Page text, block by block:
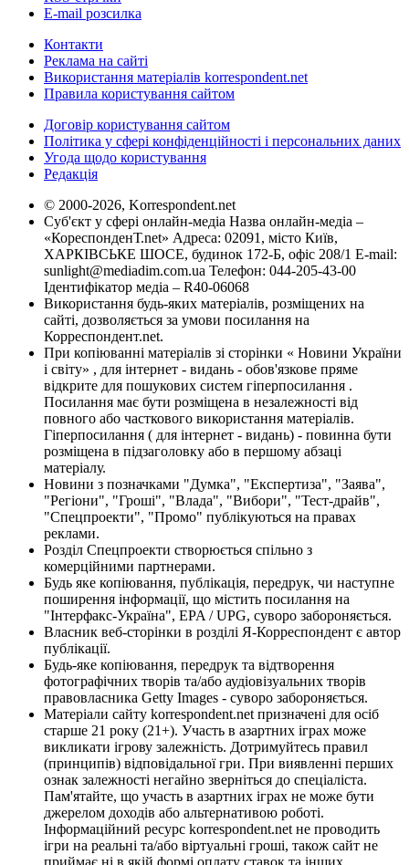
E-mail розсилка
Контакти
Реклама на сайті
Використання матеріалів korrespondent.net
Правила користування сайтом
Договір користування сайтом
Політика у сфері конфіденційності і персональних даних
Угода щодо користування
Редакція
© 2000-2026, Korrespondent.net
Суб'єкт у сфері онлайн-медіа Назва онлайн-медіа –
«КореспонденТ.net» Адреса: 02091, місто Київ,
ХАРКІВСЬКЕ ШОСЕ, будинок 172-Б, офіс 208/1 E-mail:
sunlight@mediadim.com.ua Телефон: 044-205-43-00
Ідентифікатор медіа – R40-06068
Використання будь-яких матеріалів, розміщених на
сайті, дозволяється за умови посилання на
Корреспондент.net.
При копіюванні матеріалів зі сторінки « Новини України
і світу» , для інтернет - видань - обов'язкове пряме
відкрите для пошукових систем гіперпосилання .
Посилання має бути розміщена в незалежності від
повного або часткового використання матеріалів.
Гіперпосилання ( для інтернет - видань) - повинна бути
розміщена в підзаголовку або в першому абзаці
матеріалу.
Новини з позначками "Думка", "Експертиза", "Заява",
"Регіони", "Гроші", "Влада", "Вибори", "Тест-драйв",
"Спецпроекти", "Промо" публікуються на правах
реклами.
Розділ Спецпроекти створюється спільно з
комерційними партнерами.
Будь яке копіювання, публікація, передрук, чи наступне
поширення інформації, що містить посилання на
"Інтерфакс-Україна", EPA / UPG, суворо забороняється.
Власник веб-сторінки в розділі Я-Корреспондент є автор
публікації.
Будь-яке копіювання, передрук та відтворення
фотографічних творів та/або аудіовізуальних творів
правовласника Getty Images - суворо забороняється.
Матеріали сайту korrespondent.net призначені для осіб
старше 21 року (21+). Участь в азартних іграх може
викликати ігрову залежність. Дотримуйтесь правил
(принципів) відповідальної гри. При виявленні перших
ознак залежності негайно зверніться до спеціаліста.
Пам'ятайте, що участь в азартних іграх не може бути
джерелом доходів або альтернативою роботі.
Інформаційний ресурс korrespondent.net не проводить
ігри на реальні та/або віртуальні гроші, також сайт не
приймає ні в якій формі оплату ставок та інших